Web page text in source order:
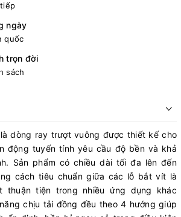
ngày
quốc
trọn đời
sách
là dòng ray trượt vuông được thiết kế cho
động tuyến tính yêu cầu độ bền và khả
Sản phẩm có chiều dài tối đa lên đến
cách tiêu chuẩn giữa các lỗ bắt vít là
thuận tiện trong nhiều ứng dụng khác
chịu tải đồng đều theo 4 hướng giúp